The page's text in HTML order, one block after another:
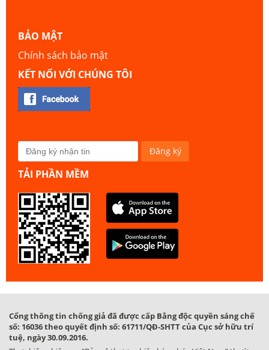
BẢO MẬT
Chính sách bảo mật
KẾT NỐI VỚI CHÚNG TÔI
TẢI PHẦN MỀM
Cổng thông tin chống giả đã được cấp Bằng độc quyền sáng chế
số: 16036 theo quyết định số: 61711/QĐ-SHTT của Cục sở hữu trí
tuệ, ngày 30.09.2016.